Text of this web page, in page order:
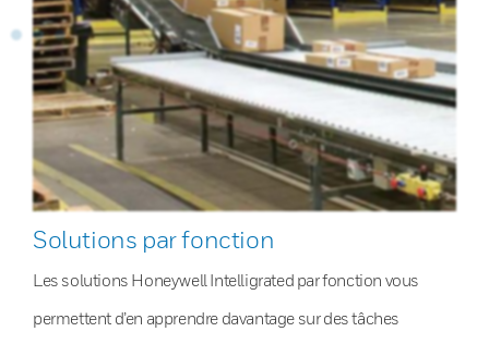
Solutions par fonction
Les solutions Honeywell Intelligrated par fonction vous
permettent d’en apprendre davantage sur des tâches